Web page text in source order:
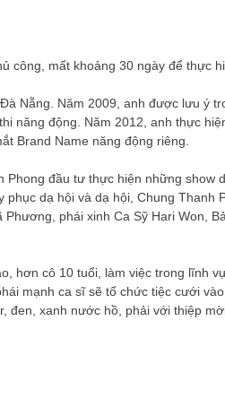
công, mất khoảng 30 ngày để thực
Nẵng. Năm 2009, anh được lưu ý
năng động. Năm 2012, anh thực
Brand Name năng động riêng.
đầu tư thực hiện những show
dạ hội và dạ hội, Chung Thanh
phái xinh Ca Sỹ Hari Won,
hơn cô 10 tuổi, làm việc trong lĩnh
mạnh ca sĩ sẽ tổ chức tiệc cưới
đen, xanh nước hồ, phải với thiệp